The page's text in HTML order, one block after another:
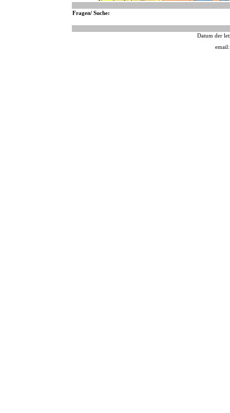
Fragen/ Suche:
Datum der